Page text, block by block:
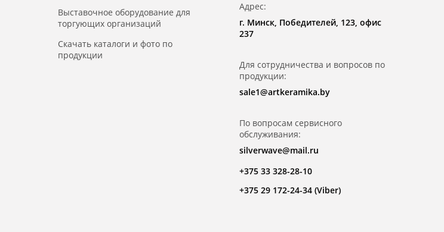
Выставочное оборудование для
торгующих организаций
Скачать каталоги и фото по
продукции
Адрес:
г. Минск, Победителей, 123, офис
237
Для сотрудничества и вопросов по
продукции:
sale1@artkeramika.by
По вопросам сервисного
обслуживания:
silverwave@mail.ru
+375 33 328-28-10
+375 29 172-24-34 (Viber)